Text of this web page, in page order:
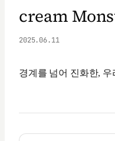
cream
2025.06.11
경계를 넘어 진화한,